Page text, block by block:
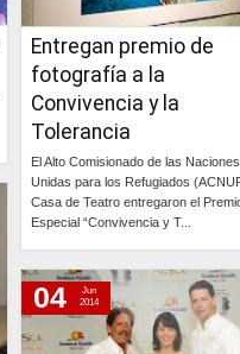
Entregan premio de
fotografía a la
Convivencia y la
Tolerancia
El Alto Comisionado de las Naciones
Unidas para los Refugiados
Casa de Teatro entregaron el
Especial “Convivencia y T...
04
Jun
2014